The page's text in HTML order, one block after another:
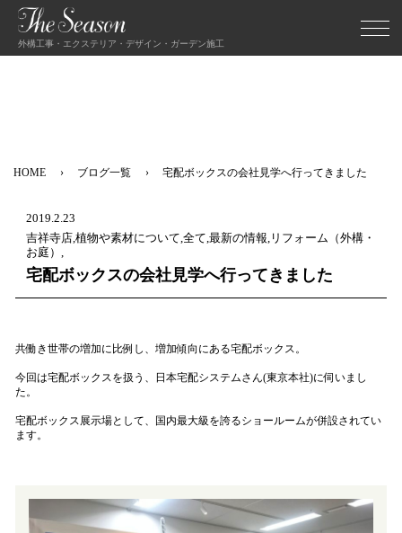
外構工事・エクステリア・デザイン・ガーデン施工
HOME ブログ一覧 宅配ボックスの会社見学へ行ってきました
2019.2.23
吉祥寺店,植物や素材について,全て,最新の情報,リフォーム（外構・
お庭）,
宅配ボックスの会社見学へ行ってきました
共働き世帯の増加に比例し、増加傾向にある宅配ボックス。
今回は宅配ボックスを扱う、日本宅配システムさん(東京本社)に伺いまし
た。
宅配ボックス展示場として、国内最大級を誇るショールームが併設されてい
ます。